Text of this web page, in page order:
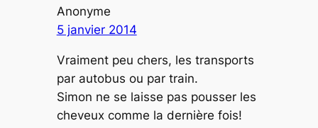
Anonyme
5 janvier 2014
Vraiment peu chers, les transports
par autobus ou par train.
Simon ne se laisse pas pousser les
cheveux comme la dernière fois!